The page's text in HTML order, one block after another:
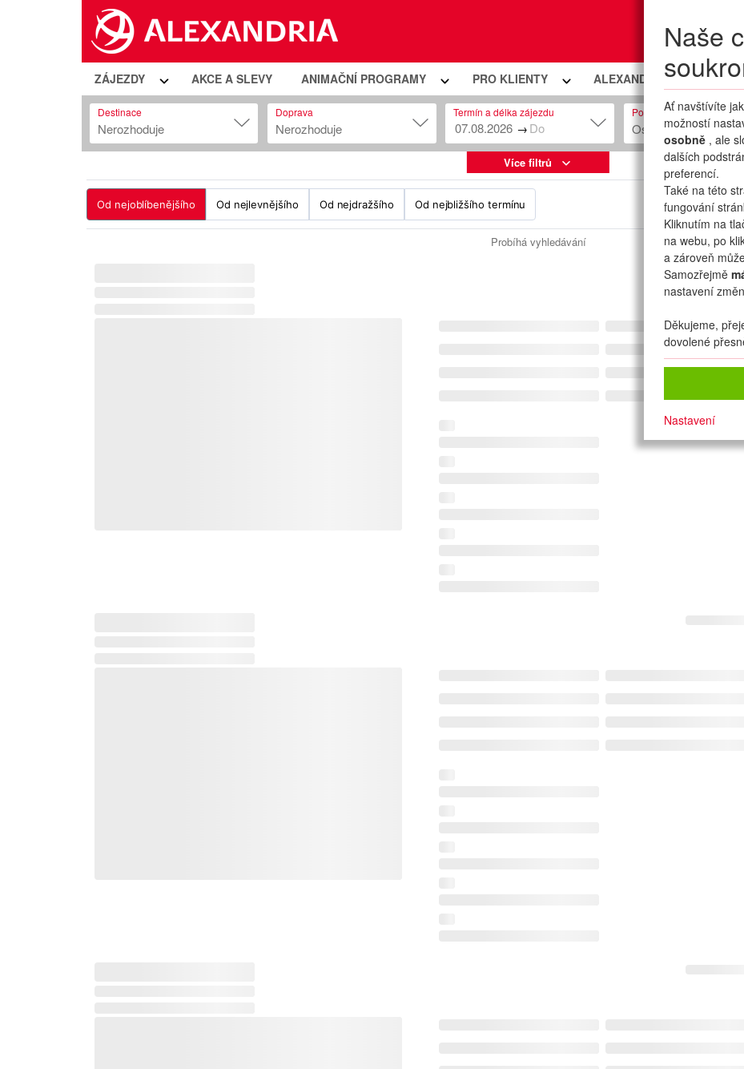
Moje
Naše
Ať navštívíte
možností
osobně , ale
dalších
preferencí.
Také na této
fungování
Kliknutím na
na webu, po
a zároveň
Samozřejmě
nastavení
Děkujeme,
dovolené
Nastavení
ZÁJEZDY AKCE A SLEVY ANIMAČNÍ PROGRAMY PRO KLIENTY ALEXANDRIA PREMIUM
Destinace
Nerozhoduje
Doprava
Nerozhoduje
Termín a délka zájezdu
→
Počet osob
Osob: 2 + 0
Více filtrů
Od nejoblíbenějšího Od nejlevnějšího Od nejdražšího Od nejbližšího termínu
Probíhá vyhledávání